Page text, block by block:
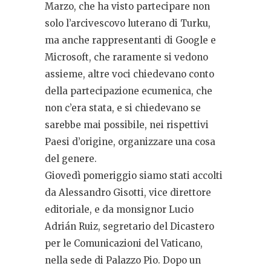
Marzo, che ha visto partecipare non
solo l’arcivescovo luterano di Turku,
ma anche rappresentanti di Google e
Microsoft, che raramente si vedono
assieme, altre voci chiedevano conto
della partecipazione ecumenica, che
non c’era stata, e si chiedevano se
sarebbe mai possibile, nei rispettivi
Paesi d’origine, organizzare una cosa
del genere.
Giovedì pomeriggio siamo stati accolti
da Alessandro Gisotti, vice direttore
editoriale, e da monsignor Lucio
Adrián Ruiz, segretario del Dicastero
per le Comunicazioni del Vaticano,
nella sede di Palazzo Pio. Dopo un